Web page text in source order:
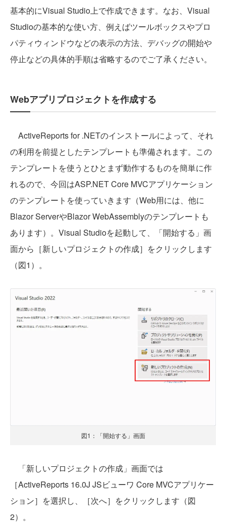
基本的にVisual Studio上で作成できます。なお、Visual
Studioの基本的な使い方、例えばツールボックスやプロ
パティウィンドウなどの表示の方法、デバッグの開始や
停止などの具体的手順は省略するのでご了承ください。
Webアプリプロジェクトを作成する
ActiveReports for .NETのインストールによって、それ
の利用を前提としたテンプレートも準備されます。この
テンプレートを使うとひとまず動作するものを簡単に作
れるので、今回はASP.NET Core MVCアプリケーション
のテンプレートを使っていきます（Web用には、他に
Blazor ServerやBlazor WebAssemblyのテンプレートも
あります）。Visual Studioを起動して、「開始する」画
面から［新しいプロジェクトの作成］をクリックします
（図1）。
図1：「開始する」画面
「新しいプロジェクトの作成」画面では
［ActiveReports 16.0J JSビューワ Core MVCアプリケー
ション］を選択し、［次へ］をクリックします（図
2）。